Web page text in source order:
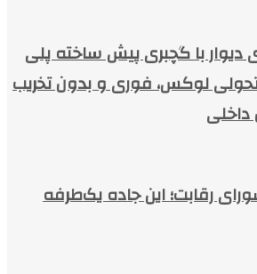
دیوار با گچبری پیش ساخته پلی
تحولی لوکس، فوری و بدون تخریب
۸۵۶ شورای رقابت؛ این جاده یک‌طرفه